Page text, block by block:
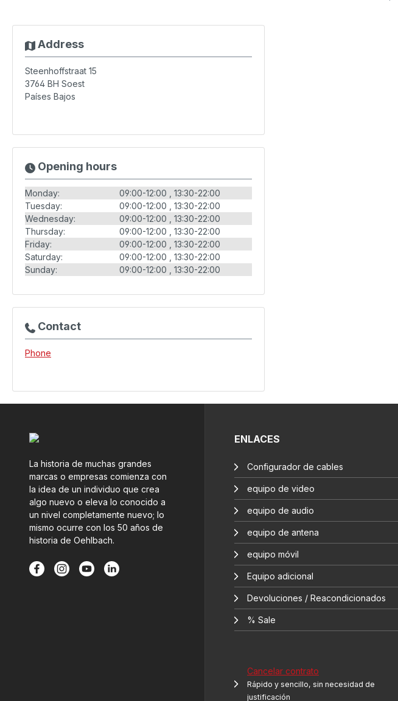
Address
Steenhoffstraat 15
3764 BH Soest
Países Bajos
Opening hours
Monday: 09:00-12:00
13:30-22:00
Tuesday:
09:00-12:00
13:30-22:00
Wednesday:
09:00-12:00
13:30-22:00
Thursday:
09:00-12:00
13:30-22:00
Friday:
09:00-12:00
13:30-22:00
Saturday:
09:00-12:00
13:30-22:00
Sunday:
09:00-12:00 13:30-22:00
Contact
Phone
La historia de muchas grandes
marcas o empresas comienza con
la idea de un individuo que crea
algo nuevo o eleva lo conocido a
un nivel completamente nuevo; lo
mismo ocurre con los 50 años de
historia de Oehlbach.
ENLACES
Configurador de cables
equipo de video
equipo de audio
equipo de antena
equipo móvil
Equipo adicional
Devoluciones / Reacondicionados
% Sale
Cancelar contrato
Rápido y sencillo, sin necesidad de
justificación